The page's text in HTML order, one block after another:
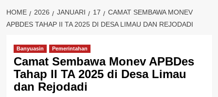
HOME 2026 JANUARI 17
CAMAT SEMBAWA MONEV
APBDES TAHAP II TA 2025 DI DESA LIMAU DAN REJODADI
Banyuasin Pemerintahan
Camat Sembawa Monev APBDes
Tahap II TA 2025 di Desa Limau
dan Rejodadi